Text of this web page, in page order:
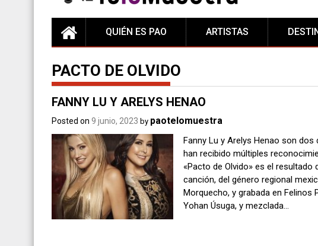
QUIÉN ES PAO ARTISTAS
PACTO DE OLVIDO
FANNY LU Y ARELYS HENAO
Posted on 9 junio, 2023 by paotelomuestra
Fanny Lu y Arelys Henao son
han recibido múltiples
«Pacto de Olvido» es el
canción, del género regional
Morquecho, y grabada en
Yohan Úsuga, y mezclada…